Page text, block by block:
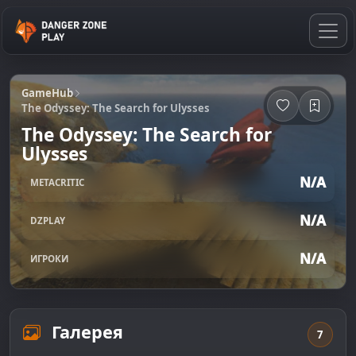
GameHub
The Odyssey: The Search for Ulysses
The Odyssey: The Search for
Ulysses
METACRITIC N/A
DZPLAY N/A
ИГРОКИ N/A
Галерея 7